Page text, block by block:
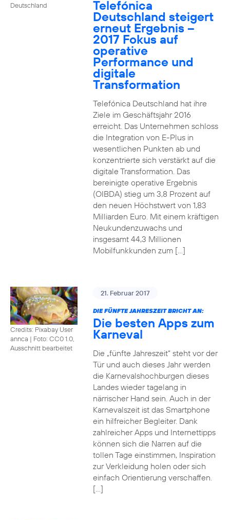
Deutschland
Telefónica
Deutschland steigert
erneut Ergebnis –
2017 Fokus auf
operative
Performance und
digitale
Transformation
Telefónica Deutschland hat ihre
Ziele im Geschäftsjahr 2016
erreicht. Das Unternehmen schloss
die Integration von E-Plus in
wesentlichen Punkten ab und
konzentrierte sich verstärkt auf die
digitale Transformation. Das
bereinigte operative Ergebnis
(OIBDA) stieg um 3,8 Prozent auf
den neuen Höchstwert von 1,83
Milliarden Euro. Mit einem kräftigen
Neukundenzuwachs und
insgesamt 44,3 Millionen
Mobilfunkkunden zum […]
Credits: Pixabay User
annca | Foto: CC0 1.0,
Ausschnitt bearbeitet
21. Februar 2017
DIE FÜNFTE JAHRESZEIT BRICHT AN:
Die besten Apps zum
Karneval
Die „fünfte Jahreszeit“ steht vor der
Tür und auch dieses Jahr werden
die Karnevalshochburgen dieses
Landes wieder tagelang in
närrischer Hand sein. Auch in der
Karnevalszeit ist das Smartphone
ein hilfreicher Begleiter. Dank
zahlreicher Apps und Internettipps
können sich die Narren auf die
tollen Tage einstimmen, Inspiration
zur Verkleidung holen oder sich
einfach Orientierung verschaffen.
[…]